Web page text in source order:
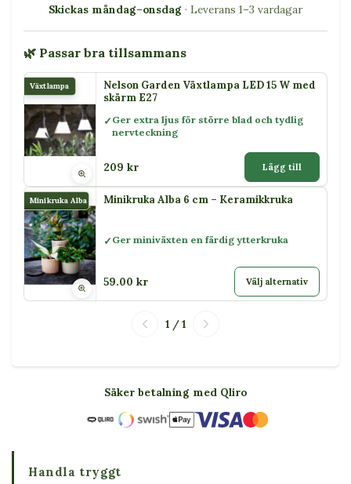
Skickas måndag–onsdag · Leverans 1–3 vardagar
🌿 Passar bra tillsammans
Växtlampa
Nelson Garden Växtlampa LED 15 W med
skärm E27
Ger extra ljus för större blad och tydlig
nervteckning
209 kr Lägg till
Minikruka Alba Minikruka Alba 6 cm – Keramikkruka
Ger miniväxten en färdig ytterkruka
59.00 kr Välj alternativ
1 / 1
Säker betalning med Qliro
Handla tryggt